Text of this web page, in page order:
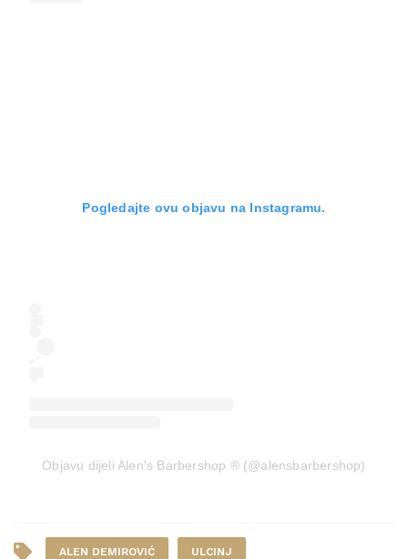
Pogledajte ovu objavu na Instagramu.
Objavu dijeli Alen's Barbershop ®️ (@alensbarbershop)
ALEN DEMIROVIĆ ULCINJ